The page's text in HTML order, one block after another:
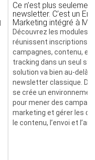
Ce n’est plus
newsletter. C’est un
Marketing intégré à
Découvrez les modules
réunissent inscriptions,
campagnes, contenu,
tracking dans un seul
solution va bien au-delà
newsletter classique.
se crée un
pour mener des
marketing et gérer les
le contenu, l’envoi et